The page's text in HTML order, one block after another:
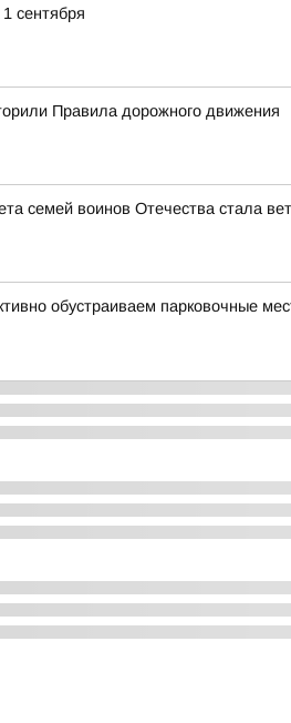
сентября
Правила дорожного движения
семей воинов Отечества стала
обустраиваем парковочные